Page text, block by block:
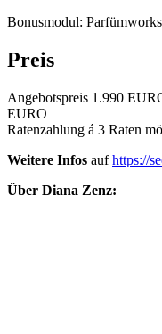
Bonusmodul:
Preis
Angebotspreis 1.990
EURO
Ratenzahlung á 3 Raten
Weitere Infos aufhttps://
Über Diana Zenz: